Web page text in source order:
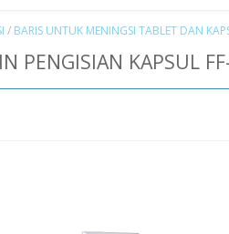
/ BARIS UNTUK MENINGSI TABLET DAN
PENGISIAN KAPSUL